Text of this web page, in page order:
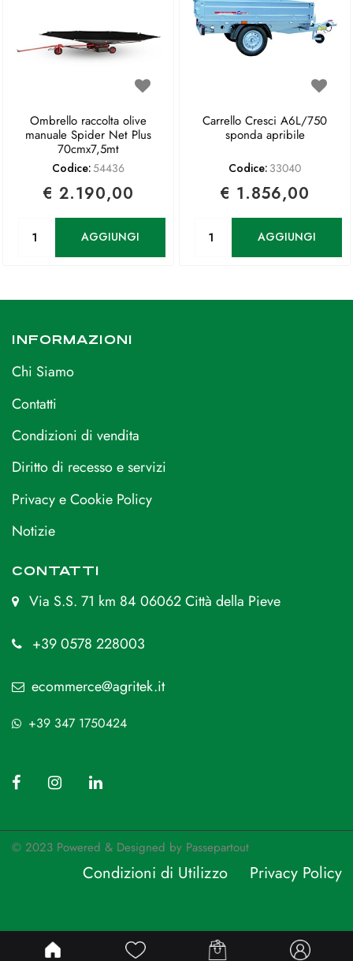
Ombrello raccolta olive
manuale Spider Net Plus
70cmx7,5mt
Codice:54436
€ 2.190,00
AGGIUNGI
Carrello Cresci A6L/750
sponda apribile
Codice: 33040
€ 1.856,00
AGGIUNGI
INFORMAZIONI
Chi Siamo
Contatti
Condizioni di vendita
Diritto di recesso e servizi
Privacy e Cookie Policy
Notizie
CONTATTI
Via S.S. 71 km 84 06062 Città della Pieve
+39 0578 228003
ecommerce@agritek.it
+39 347 1750424
© 2023 Powered & Designed by Passepartout
Condizioni di Utilizzo Privacy Policy
Powered by Passepartout